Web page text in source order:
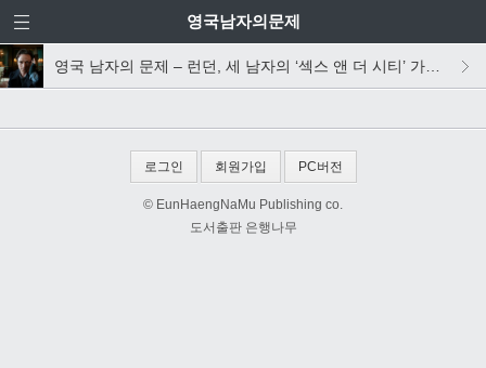
영국남자의문제
영국 남자의 문제 – 런던, 세 남자의 ‘섹스 앤 더 시티’ 가상캐스팅!
로그인 회원가입 PC버전
© EunHaengNaMu Publishing co.
도서출판 은행나무